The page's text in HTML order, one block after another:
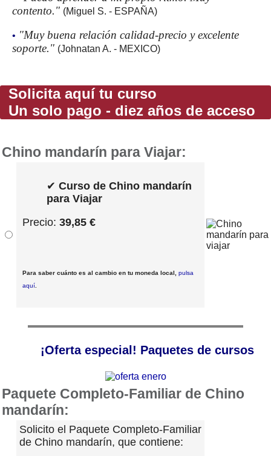
contento." (Miguel S. - ESPAÑA)
• "Muy buena relación calidad-precio y excelente
soporte." (Johnatan A. - MEXICO)
Solicita aquí tu curso
Un solo pago - diez años de acceso
Chino mandarín para Viajar:
✔ Curso de Chino mandarín
para Viajar
Precio: 39,85 €
Para saber cuánto es al cambio en tu moneda local, pulsa
aquí
¡Oferta especial! Paquetes de cursos
Paquete Completo-Familiar de Chino
mandarín:
Solicito el Paquete Completo-Familiar
de Chino mandarín, que contiene: